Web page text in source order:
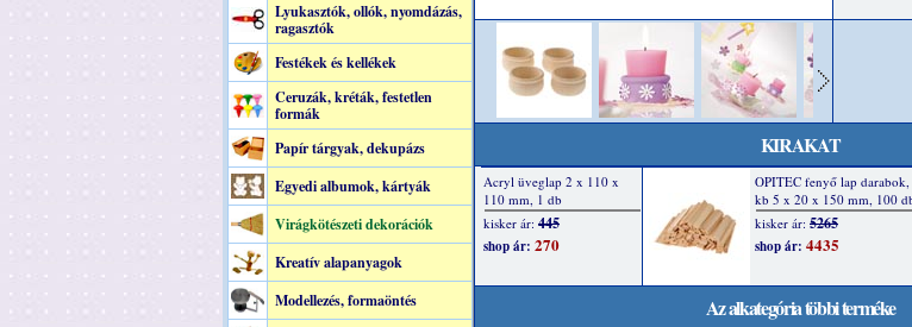
Lyukasztók, ollók, nyomdázás,
ragasztók
Festékek és kellékek
Ceruzák, kréták, festetlen
formák
Papír tárgyak, dekupázs
Egyedi albumok, kártyák
Virágkötészeti dekorációk
Kreatív alapanyagok
Modellezés, formaöntés
KIRAKAT
Az alkategória többi terméke